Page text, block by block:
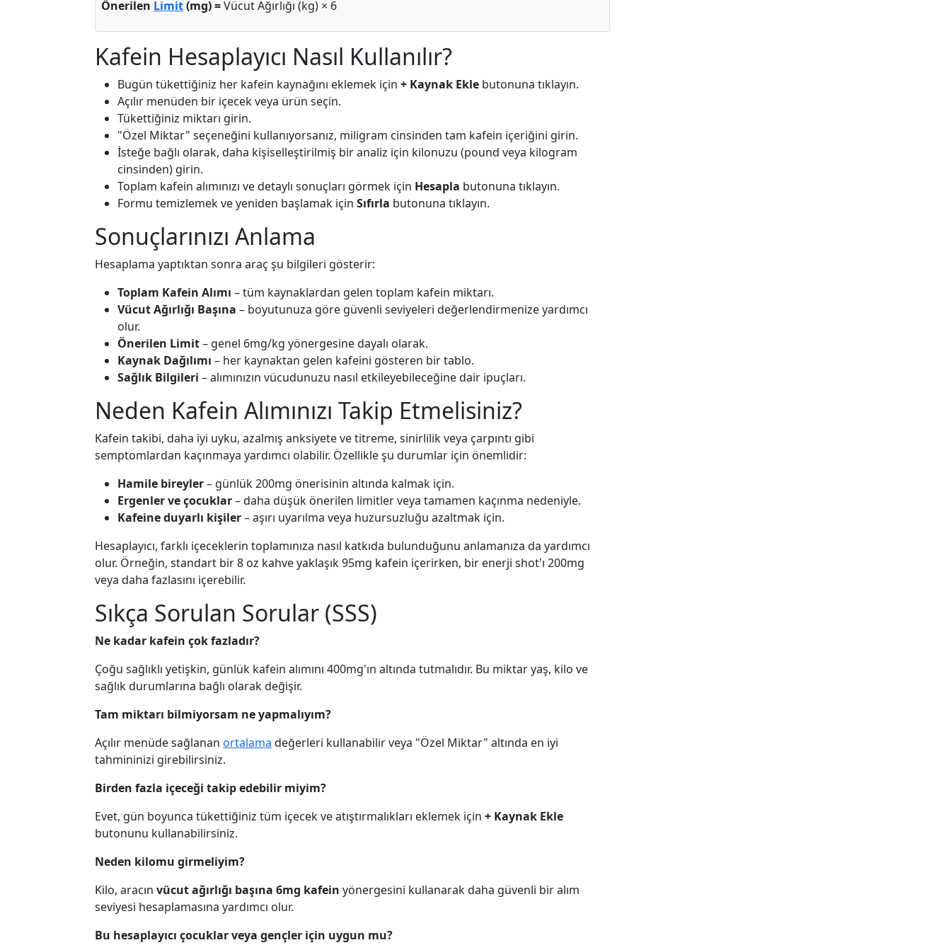
Önerilen Limit(mg) =Vücut Ağırlığı (kg) × 6
Kafein Hesaplayıcı Nasıl Kullanılır?
Bugün tükettiğiniz her kafein kaynağını eklemek için + Kaynak Ekle butonuna tıklayın.
Açılır menüden bir içecek veya ürün seçin.
Tükettiğiniz miktarı girin.
"Özel Miktar" seçeneğini kullanıyorsanız, miligram cinsinden tam kafein içeriğini girin.
İsteğe bağlı olarak, daha kişiselleştirilmiş bir analiz için kilonuzu (pound veya kilogram
cinsinden) girin.
Toplam kafein alımınızı ve detaylı sonuçları görmek için Hesapla butonuna tıklayın.
Formu temizlemek ve yeniden başlamak için Sıfırla butonuna tıklayın.
Sonuçlarınızı Anlama
Hesaplama yaptıktan sonra araç şu bilgileri gösterir:
Toplam Kafein Alımı – tüm kaynaklardan gelen toplam kafein miktarı.
Vücut Ağırlığı Başına – boyutunuza göre güvenli seviyeleri değerlendirmenize yardımcı
olur.
Önerilen Limit– genel 6mg/kg yönergesine dayalı olarak.
Kaynak Dağılımı – her kaynaktan gelen kafeini gösteren bir tablo.
Sağlık Bilgileri – alımınızın vücudunuzu nasıl etkileyebileceğine dair ipuçları.
Neden Kafein Alımınızı Takip Etmelisiniz?
Kafein takibi, daha iyi uyku, azalmış anksiyete ve titreme, sinirlilik veya çarpıntı gibi
semptomlardan kaçınmaya yardımcı olabilir. Özellikle şu durumlar için önemlidir:
Hamile bireyler– günlük 200mg önerisinin altında kalmak için.
Ergenler ve çocuklar– daha düşük önerilen limitler veya tamamen kaçınma nedeniyle.
Kafeine duyarlı kişiler– aşırı uyarılma veya huzursuzluğu azaltmak için.
Hesaplayıcı, farklı içeceklerin toplamınıza nasıl katkıda bulunduğunu anlamanıza da yardımcı
olur. Örneğin, standart bir 8 oz kahve yaklaşık 95mg kafein içerirken, bir enerji shot'ı 200mg
veya daha fazlasını içerebilir.
Sıkça Sorulan Sorular (SSS)
Ne kadar kafein çok fazladır?
Çoğu sağlıklı yetişkin, günlük kafein alımını 400mg'ın altında tutmalıdır. Bu miktar yaş, kilo ve
sağlık durumlarına bağlı olarak değişir.
Tam miktarı bilmiyorsam ne yapmalıyım?
Açılır menüde sağlanan ortalama değerleri kullanabilir veya "Özel Miktar" altında en iyi
tahmininizi girebilirsiniz.
Birden fazla içeceği takip edebilir miyim?
Evet, gün boyunca tükettiğiniz tüm içecek ve atıştırmalıkları eklemek için + Kaynak Ekle
butonunu kullanabilirsiniz.
Neden kilomu girmeliyim?
Kilo, aracın vücut ağırlığı başına 6mg kafein yönergesini kullanarak daha güvenli bir alım
seviyesi hesaplamasına yardımcı olur.
Bu hesaplayıcı çocuklar veya gençler için uygun mu?